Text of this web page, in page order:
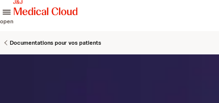
open
Documentations pour vos patients